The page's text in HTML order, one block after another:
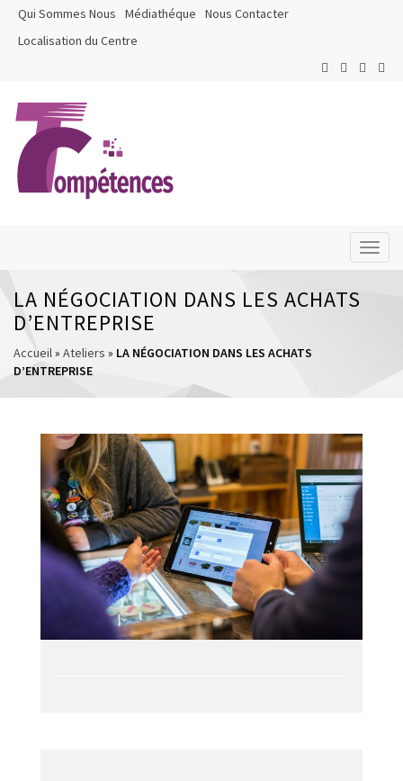
Qui Sommes Nous Médiathéque
Nous Contacter
Localisation du Centre
LA NÉGOCIATION DANS LES ACHATS
D’ENTREPRISE
Accueil» Ateliers » LA NÉGOCIATION DANS LES ACHATS
D’ENTREPRISE